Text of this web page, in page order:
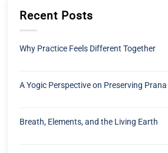
Recent Posts
Why Practice Feels Different Together
A Yogic Perspective on Preserving
Breath, Elements, and the Living Earth